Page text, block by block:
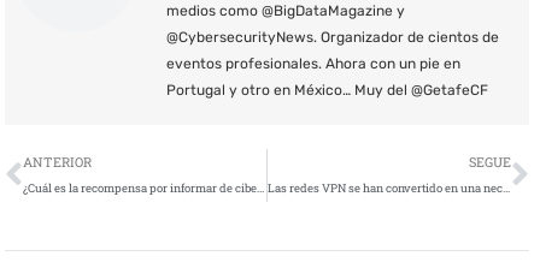
medios como @BigDataMagazine y
@CybersecurityNews. Organizador de cientos de
eventos profesionales. Ahora con un pie en
Portugal y otro en México… Muy del @GetafeCF
Ant
ANTERIOR
¿Cuál es la recompensa por informar de ciberataques en EE.UU.?
SEGUE
Las redes VPN se han convertido en una necesidad